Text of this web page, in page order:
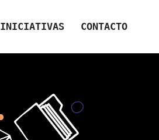
INICIATIVAS CONTACTO